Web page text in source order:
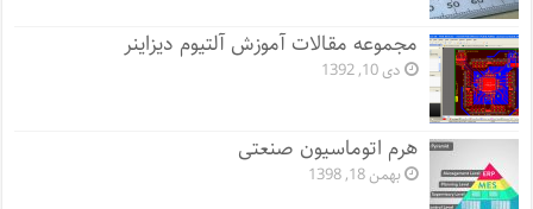
مجموعه مقالات آموزش آلتیوم دیزاینر
دی 10, 1392
هرم اتوماسیون صنعتی
بهمن 18, 1398